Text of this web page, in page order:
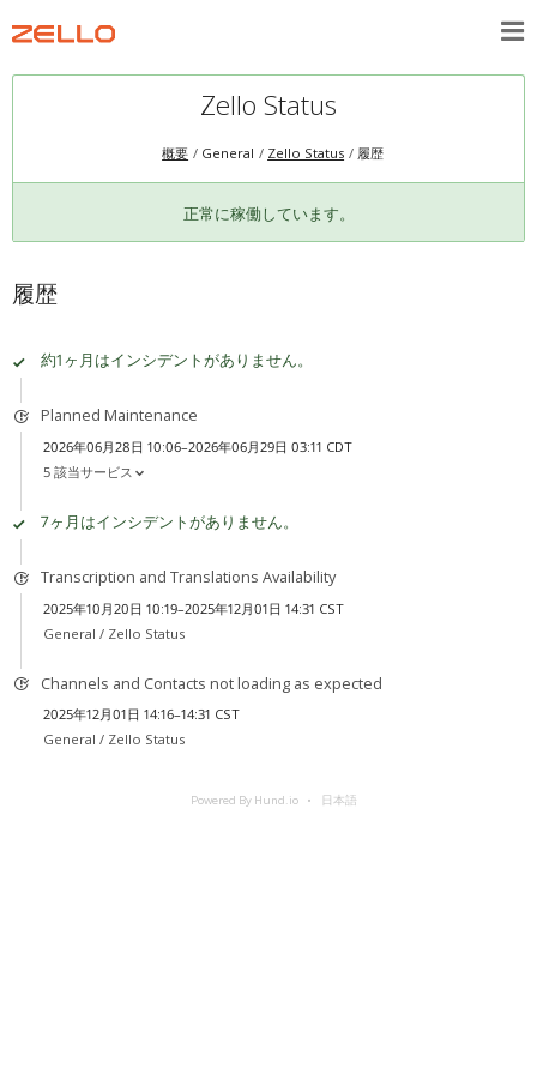
Zello Status
概要 General Zello Status 履歴
正常に稼働しています。
履歴
約1ヶ月はインシデントがありません。
Planned Maintenance
2026年06月28日 10:06–2026年06月29日 03:11 CDT
5 該当サービス
7ヶ月はインシデントがありません。
Transcription and Translations Availability
2025年10月20日 10:19–2025年12月01日 14:31 CST
General / Zello Status
Channels and Contacts not loading as expected
2025年12月01日 14:16–14:31 CST
General / Zello Status
Powered By Hund.io 日本語